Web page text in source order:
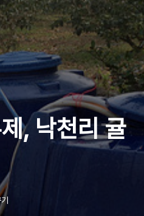
, 낙천리 귤